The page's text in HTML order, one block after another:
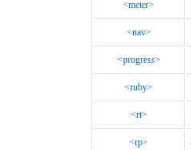
<meter>
<nav>
<progress>
<ruby>
<rt>
<rp>